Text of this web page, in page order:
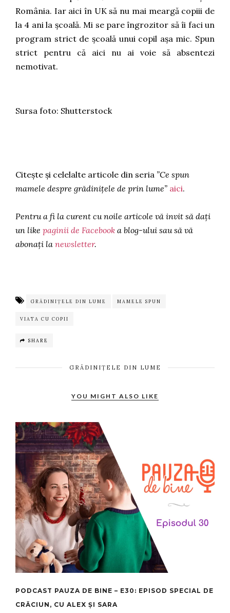
România. Iar aici în UK să nu mai meargă copiii de
la 4 ani la școală. Mi se pare îngrozitor să îi faci un
program strict de școală unui copil așa mic. Spun
strict pentru că aici nu ai voie să absentezi
nemotivat.
Sursa foto: Shutterstock
Citește și celelalte articole din seria ”Ce spun
mamele despre grădinițele de prin lume” aici.
Pentru a fi la curent cu noile articole vă invit să dați
un like paginii de Facebook a blog-ului sau să vă
abonați la newsletter.
GRĂDINIȚELE DIN LUME MAMELE SPUN
VIATA CU COPII
SHARE
GRĂDINIȚELE DIN LUME
YOU MIGHT ALSO LIKE
PODCAST PAUZA DE BINE – E30: EPISOD SPECIAL DE
CRĂCIUN, CU ALEX ȘI SARA